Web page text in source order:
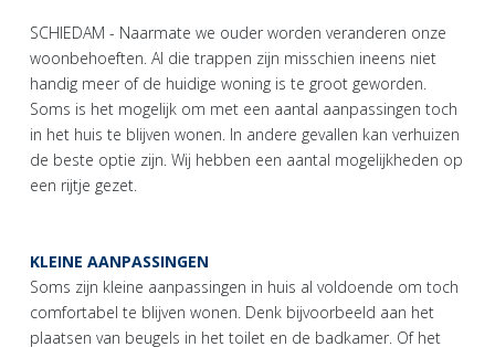
SCHIEDAM - Naarmate we ouder worden veranderen onze
woonbehoeften. Al die trappen zijn misschien ineens niet
handig meer of de huidige woning is te groot geworden.
Soms is het mogelijk om met een aantal aanpassingen toch
in het huis te blijven wonen. In andere gevallen kan verhuizen
de beste optie zijn. Wij hebben een aantal mogelijkheden op
een rijtje gezet.
KLEINE AANPASSINGEN
Soms zijn kleine aanpassingen in huis al voldoende om toch
comfortabel te blijven wonen. Denk bijvoorbeeld aan het
plaatsen van beugels in het toilet en de badkamer. Of het